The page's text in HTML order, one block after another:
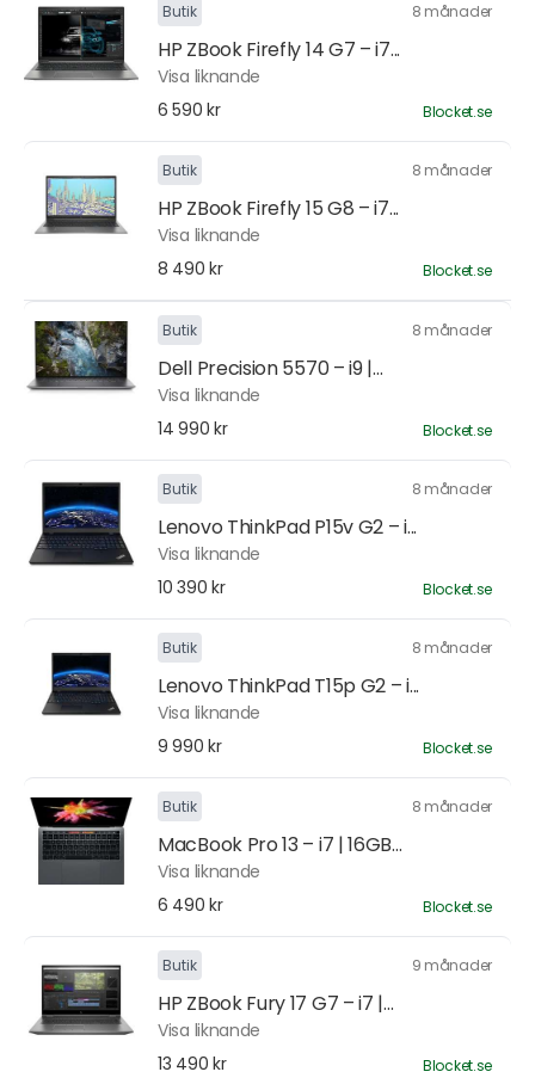
Butik 8 månader
HP ZBook Firefly 14 G7 – i7...
Visa liknande
6 590 kr
Blocket.se
Butik 8 månader
HP ZBook Firefly 15 G8 – i7...
Visa liknande
8 490 kr
Blocket.se
Butik 8 månader
Dell Precision 5570 – i9 |...
Visa liknande
14 990 kr
Blocket.se
Butik 8 månader
Lenovo ThinkPad P15v G2 – i...
Visa liknande
10 390 kr
Blocket.se
Butik 8 månader
Lenovo ThinkPad T15p G2 – i...
Visa liknande
9 990 kr
Blocket.se
Butik 8 månader
MacBook Pro 13 – i7 | 16GB...
Visa liknande
6 490 kr
Blocket.se
Butik 9 månader
HP ZBook Fury 17 G7 – i7 |...
Visa liknande
13 490 kr
Blocket.se